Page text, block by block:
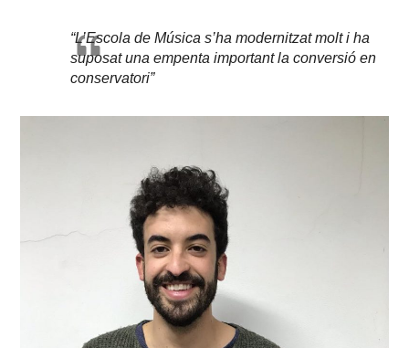
“L’Escola de Música s’ha modernitzat molt i ha
suposat una empenta important la conversió en
conservatori”